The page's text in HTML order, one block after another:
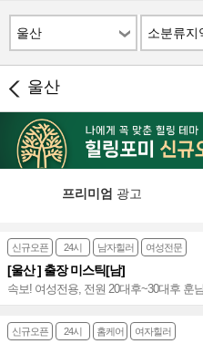
울산 소분류지
울산
프리미엄 광고
신규오픈 24시 남자힐러 여성전문
[울산 ] 출장 미스틱[남]
속보! 여성전용, 전원 20대후~30대후 훈
전신 관리 프리미엄 스웨디시~♥
신규오픈 24시 홈케어 여자힐러